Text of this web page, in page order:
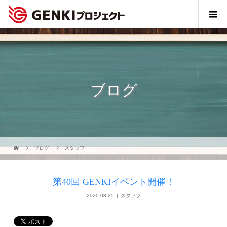
ブログ
ブログ スタッフ
第40回 GENKIイベント開催！
2020.08.25 スタッフ